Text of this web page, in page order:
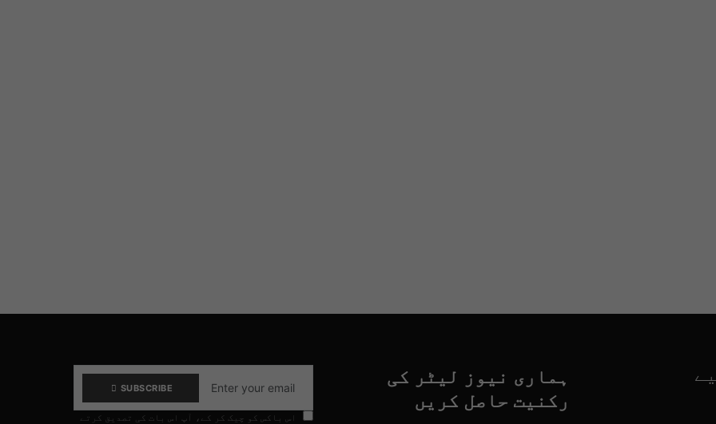
ہماری نیوز لیٹر کی
رکنیت حاصل کریں
SUBSCRIBE
اس باکس کو چیک کر کے، آپ اس بات کی تصدیق کرتے